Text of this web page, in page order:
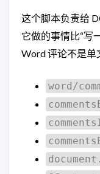
这个脚本负责给
它做的事情比“写
Word 评论不是单
word/